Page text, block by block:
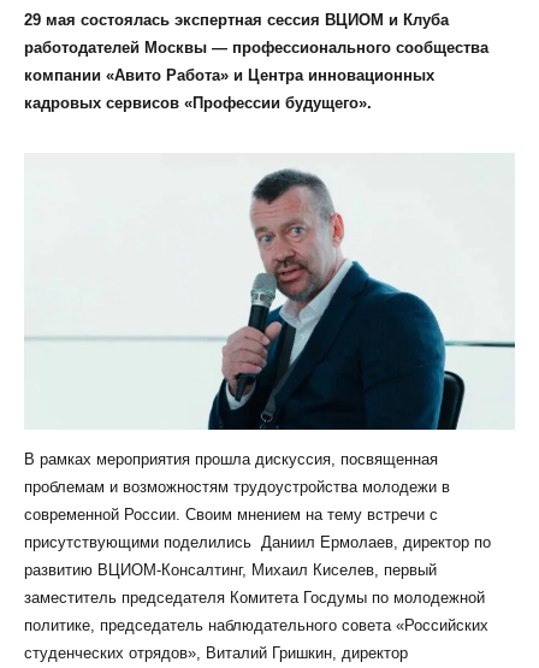
ПОЛИТИКА КОНФИДЕНЦИАЛЬНОСТИ
УСЛОВИЯ ИСПОЛЬЗОВАНИЯ ФАЙЛОВ COOKIE
ПОЛЬЗОВАТЕЛЬСКОЕ СОГЛАШЕНИЕ
29 мая состоялась экспертная сессия ВЦИОМ и Клуба
работодателей Москвы — профессионального сообщества
компании «Авито Работа» и Центра инновационных
кадровых сервисов «Профессии будущего».
В рамках мероприятия прошла дискуссия, посвященная
проблемам и возможностям трудоустройства молодежи в
современной России. Своим мнением на тему встречи с
присутствующими поделились Даниил Ермолаев, директор по
развитию ВЦИОМ-Консалтинг, Михаил Киселев, первый
заместитель председателя Комитета Госдумы по молодежной
политике, председатель наблюдательного совета «Российских
студенческих отрядов», Виталий Гришкин, директор